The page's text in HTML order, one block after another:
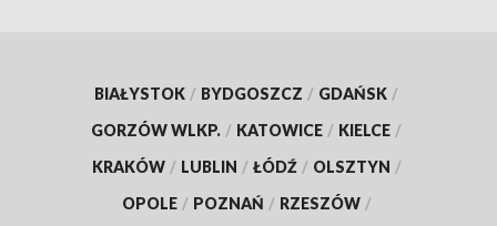
BIAŁYSTOK / BYDGOSZCZ / GDAŃSK /
GORZÓW WLKP. / KATOWICE / KIELCE /
KRAKÓW / LUBLIN / ŁÓDŹ / OLSZTYN /
OPOLE / POZNAŃ / RZESZÓW /